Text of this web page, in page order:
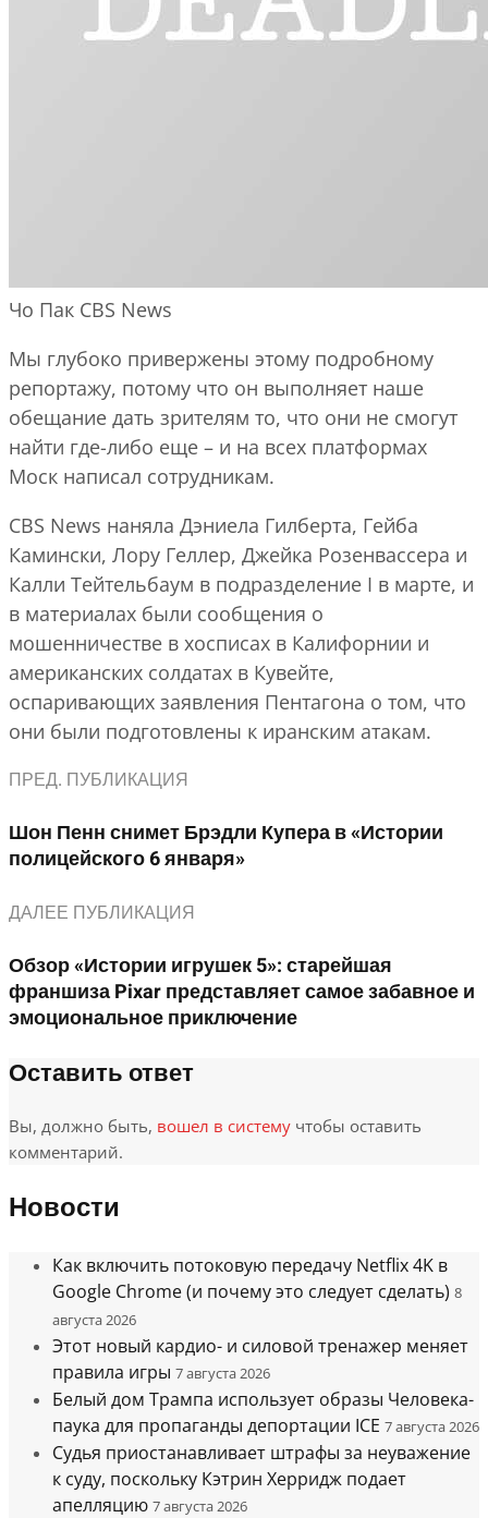
Чо Пак CBS News
Мы глубоко привержены этому подробному
репортажу, потому что он выполняет наше
обещание дать зрителям то, что они не смогут
найти где-либо еще – и на всех платформах
Моск написал сотрудникам.
CBS News наняла Дэниела Гилберта, Гейба
Камински, Лору Геллер, Джейка Розенвассера и
Калли Тейтельбаум в подразделение I в марте, и
в материалах были сообщения о
мошенничестве в хосписах в Калифорнии и
американских солдатах в Кувейте,
оспаривающих заявления Пентагона о том, что
они были подготовлены к иранским атакам.
ПРЕД. ПУБЛИКАЦИЯ
Шон Пенн снимет Брэдли Купера в «Истории
полицейского 6 января»
ДАЛЕЕ ПУБЛИКАЦИЯ
Обзор «Истории игрушек 5»: старейшая
франшиза Pixar представляет самое забавное и
эмоциональное приключение
Оставить ответ
Вы, должно быть, вошел в систему чтобы оставить
комментарий.
Новости
Как включить потоковую передачу Netflix 4K в
Google Chrome (и почему это следует сделать) 8
августа 2026
Этот новый кардио- и силовой тренажер меняет
правила игры 7 августа 2026
Белый дом Трампа использует образы Человека-
паука для пропаганды депортации ICE 7 августа 2026
Судья приостанавливает штрафы за неуважение
к суду, поскольку Кэтрин Херридж подает
апелляцию 7 августа 2026